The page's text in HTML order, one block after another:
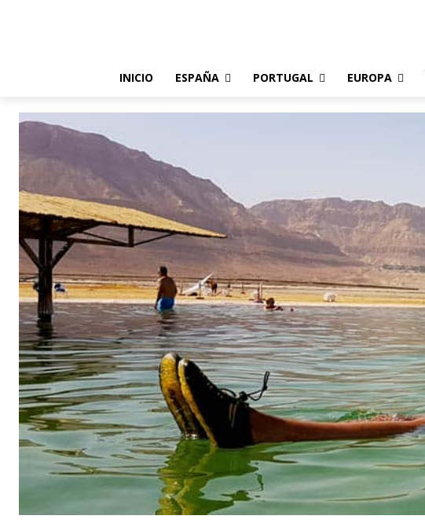
INICIO ESPAÑA PORTUGAL EUROPA